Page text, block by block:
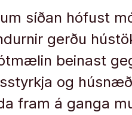
síðan hófust
gerðu
beinast
og
fram á ganga